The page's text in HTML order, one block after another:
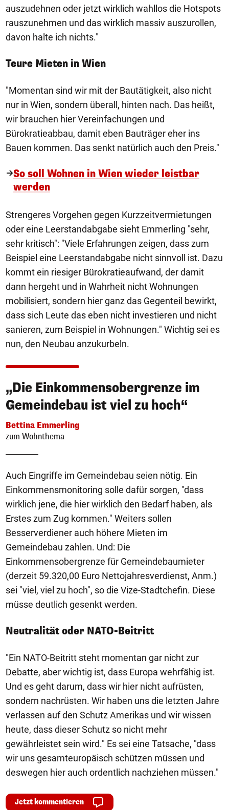
auszudehnen oder jetzt wirklich wahllos die Hotspots
rauszunehmen und das wirklich massiv auszurollen,
davon halte ich nichts."
Teure Mieten in Wien
"Momentan sind wir mit der Bautätigkeit, also nicht
nur in Wien, sondern überall, hinten nach. Das heißt,
wir brauchen hier Vereinfachungen und
Bürokratieabbau, damit eben Bauträger eher ins
Bauen kommen. Das senkt natürlich auch den Preis."
So soll Wohnen in Wien wieder leistbar
werden
Strengeres Vorgehen gegen Kurzzeitvermietungen
oder eine Leerstandabgabe sieht Emmerling "sehr,
sehr kritisch": "Viele Erfahrungen zeigen, dass zum
Beispiel eine Leerstandabgabe nicht sinnvoll ist. Dazu
kommt ein riesiger Bürokratieaufwand, der damit
dann hergeht und in Wahrheit nicht Wohnungen
mobilisiert, sondern hier ganz das Gegenteil bewirkt,
dass sich Leute das eben nicht investieren und nicht
sanieren, zum Beispiel in Wohnungen." Wichtig sei es
nun, den Neubau anzukurbeln.
„Die Einkommensobergrenze im
Gemeindebau ist viel zu hoch“
Bettina Emmerling
zum Wohnthema
Auch Eingriffe im Gemeindebau seien nötig. Ein
Einkommensmonitoring solle dafür sorgen, "dass
wirklich jene, die hier wirklich den Bedarf haben, als
Erstes zum Zug kommen." Weiters sollen
Besserverdiener auch höhere Mieten im
Gemeindebau zahlen. Und: Die
Einkommensobergrenze für Gemeindebaumieter
(derzeit 59.320,00 Euro Nettojahresverdienst, Anm.)
sei "viel, viel zu hoch", so die Vize-Stadtchefin. Diese
müsse deutlich gesenkt werden.
Neutralität oder NATO-Beitritt
"Ein NATO-Beitritt steht momentan gar nicht zur
Debatte, aber wichtig ist, dass Europa wehrfähig ist.
Und es geht darum, dass wir hier nicht aufrüsten,
sondern nachrüsten. Wir haben uns die letzten Jahre
verlassen auf den Schutz Amerikas und wir wissen
heute, dass dieser Schutz so nicht mehr
gewährleistet sein wird." Es sei eine Tatsache, "dass
wir uns gesamteuropäisch schützen müssen und
deswegen hier auch ordentlich nachziehen müssen."
Jetzt kommentieren